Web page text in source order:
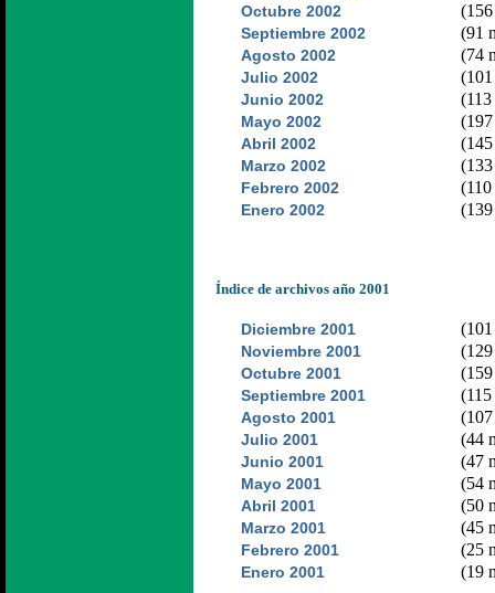
Octubre 2002
Septiembre 2002 (91
Agosto 2002 (74
Julio 2002
Junio 2002
Mayo 2002
Abril 2002
Marzo 2002
Febrero 2002
Enero 2002
Índice de archivos año 2001
Diciembre 2001
Noviembre 2001
Octubre 2001
Septiembre 2001
Agosto 2001
Julio 2001 (44
Junio 2001 (47
Mayo 2001 (54
Abril 2001 (50
Marzo 2001 (45
Febrero 2001 (25
Enero 2001 (19